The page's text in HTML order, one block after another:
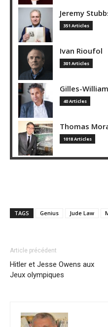
Jeremy
351 Articles
Ivan Rioufol
301 Articles
Gilles-
40 Articles
Thomas
1018 Articles
TAGS Genius Jude Law
Article précédent
Hitler et Jesse Owens aux
Jeux olympiques